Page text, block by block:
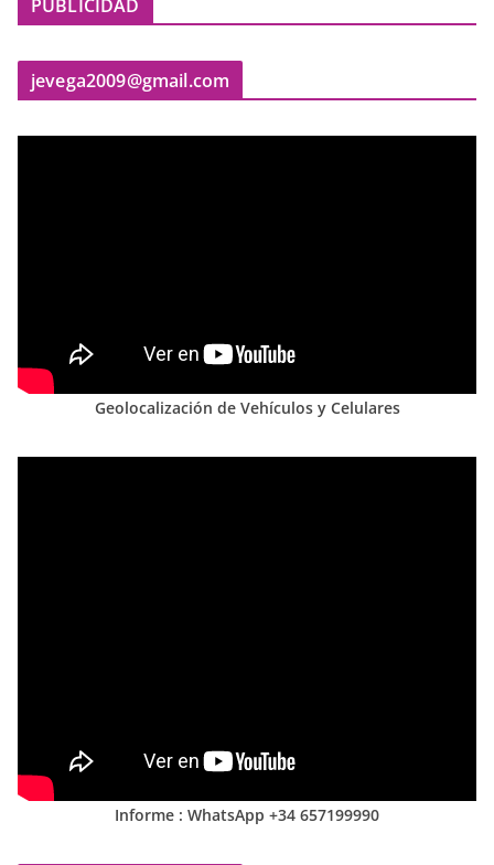
PUBLICIDAD
jevega2009@gmail.com
Geolocalización de Vehículos y Celulares
Informe : WhatsApp +34 657199990